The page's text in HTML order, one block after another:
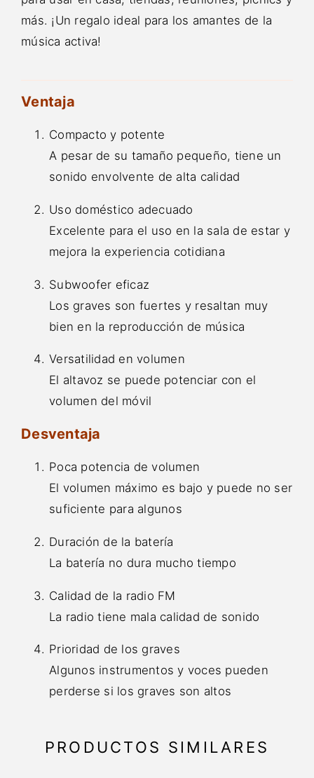
más. ¡Un regalo ideal para los amantes de la
música activa!
Ventaja
Compacto y potente
A pesar de su tamaño pequeño, tiene un
sonido envolvente de alta calidad
Uso doméstico adecuado
Excelente para el uso en la sala de estar y
mejora la experiencia cotidiana
Subwoofer eficaz
Los graves son fuertes y resaltan muy
bien en la reproducción de música
Versatilidad en volumen
El altavoz se puede potenciar con el
volumen del móvil
Desventaja
Poca potencia de volumen
El volumen máximo es bajo y puede no ser
suficiente para algunos
Duración de la batería
La batería no dura mucho tiempo
Calidad de la radio FM
La radio tiene mala calidad de sonido
Prioridad de los graves
Algunos instrumentos y voces pueden
perderse si los graves son altos
PRODUCTOS SIMILARES